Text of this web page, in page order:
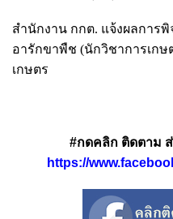
สำนักงาน กกต. แจ้งผลกา
อารักขาพืช (นักวิชาการเก
เกษตร
#กดคลิก ติดตาม
https://